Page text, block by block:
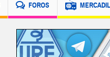
FOROS